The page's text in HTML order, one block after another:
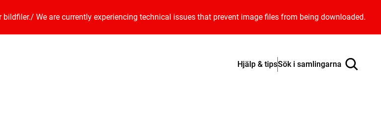
bildfiler./ We are currently experiencing technical issues that prevent image files from being downloaded.
Hjälp & tipsSök i samlingarna